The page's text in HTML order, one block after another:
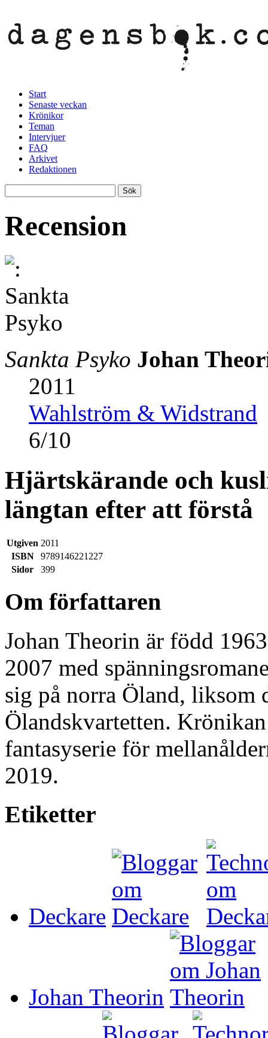
Start
Senaste veckan
Krönikor
Teman
Intervjuer
FAQ
Arkivet
Redaktionen
Recension
Sankta Psyko Johan
2011
Wahlström & Widstrand
6/10
Hjärtskärande och
längtan efter att förstå
Utgiven 2011
ISBN
9789146221227
Sidor
399
Om författaren
Johan Theorin är född
2007 med
sig på norra Öland, liksom
Ölandskvartetten.
fantasyserie för
2019.
Etiketter
Deckare
Johan Theorin